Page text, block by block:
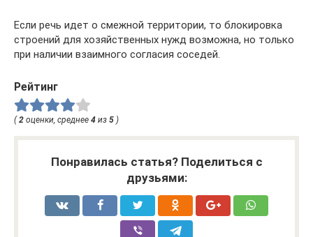
Если речь идет о смежной территории, то блокировка
строений для хозяйственных нужд возможна, но только
при наличии взаимного согласия соседей.
Рейтинг
(2 оценки, среднее 4 из 5 )
Понравилась статья? Поделиться с
друзьями: